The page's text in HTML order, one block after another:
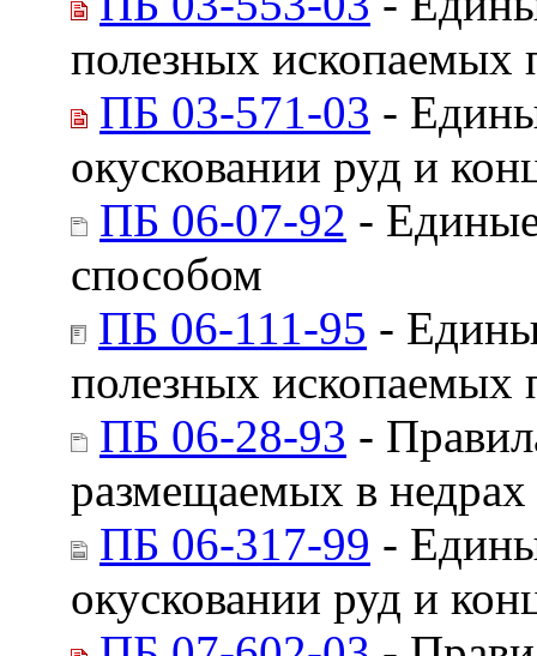
полезных
ПБ 03-571-03 -
окусковании руд и
ПБ 06-07-92 -
способом
ПБ 06-111-95 -
полезных
ПБ 06-28-93 -
размещаемых в
ПБ 06-317-99 -
окусковании руд и